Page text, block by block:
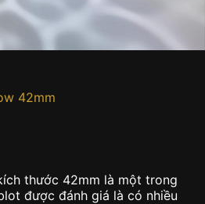
42mm
thước 42mm là một trong
được đánh giá là có nhiều